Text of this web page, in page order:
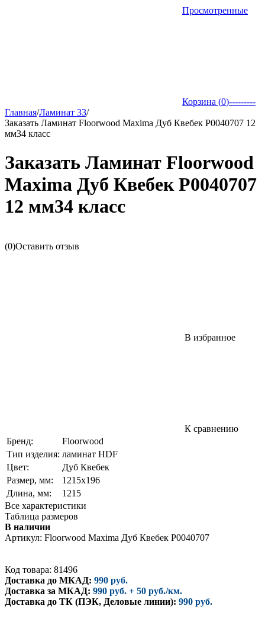
Просмотренные
Корзина (0)---------
Главная/Ламинат 33/
Заказать Ламинат Floorwood Maxima Дуб Квебек Р0040707 12
мм34 класс
Заказать Ламинат Floorwood
Maxima Дуб Квебек Р0040707
12 мм34 класс
(0)Оставить отзыв
В избранное
К сравнению
Бренд:
Floorwood
Тип изделия: ламинат HDF
Цвет:
Дуб Квебек
Размер, мм:
1215х196
Длина, мм:
1215
Все характеристики
Таблица размеров
В наличии
Артикул: Floorwood Maxima Дуб Квебек Р0040707
Код товара: 81496
Доставка до МКАД: 990 руб.
Доставка за МКАД: 990 руб. + 50 руб./км.
Доставка до ТК (ПЭК, Деловые линии): 990 руб.